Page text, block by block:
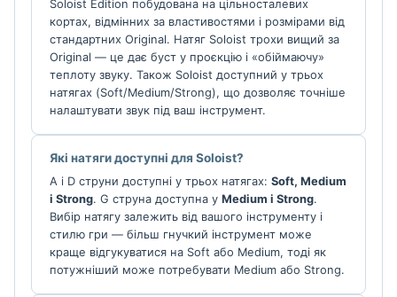
Soloist Edition побудована на цільносталевих
кортах, відмінних за властивостями і розмірами від
стандартних Original. Натяг Soloist трохи вищий за
Original — це дає буст у проєкцію і «обіймаючу»
теплоту звуку. Також Soloist доступний у трьох
натягах (Soft/Medium/Strong), що дозволяє точніше
налаштувати звук під ваш інструмент.
Які натяги доступні для Soloist?
A і D струни доступні у трьох натягах: Soft, Medium
і Strong. G струна доступна у Medium і Strong.
Вибір натягу залежить від вашого інструменту і
стилю гри — більш гнучкий інструмент може
краще відгукуватися на Soft або Medium, тоді як
потужніший може потребувати Medium або Strong.